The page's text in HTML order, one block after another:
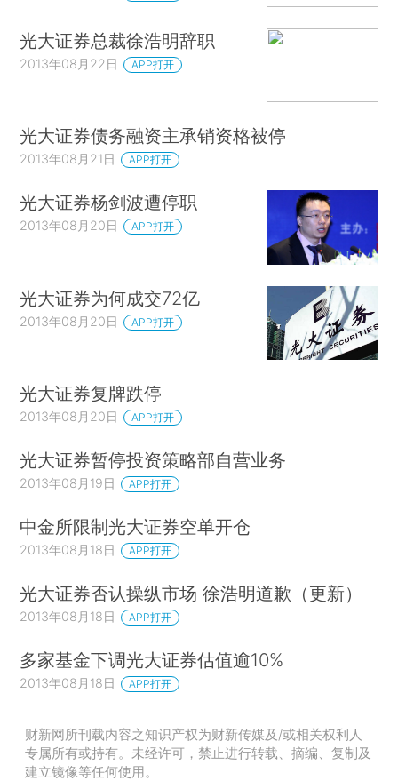
光大证券总裁徐浩明辞职
2013年08月22日 APP打开
光大证券债务融资主承销资格被停
2013年08月21日 APP打开
光大证券杨剑波遭停职
2013年08月20日 APP打开
光大证券为何成交72亿
2013年08月20日 APP打开
光大证券复牌跌停
2013年08月20日 APP打开
光大证券暂停投资策略部自营业务
2013年08月19日 APP打开
中金所限制光大证券空单开仓
2013年08月18日 APP打开
光大证券否认操纵市场 徐浩明道歉（更新）
2013年08月18日 APP打开
多家基金下调光大证券估值逾10%
2013年08月18日 APP打开
财新网所刊载内容之知识产权为财新传媒及/或相关权利人
专属所有或持有。未经许可，禁止进行转载、摘编、复制及
建立镜像等任何使用。